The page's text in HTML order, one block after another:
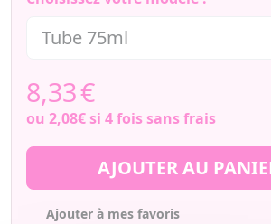
8,33€
ou 2,08€si 4 fois sans frais
AJOUTER AU
Ajouter à mes favoris